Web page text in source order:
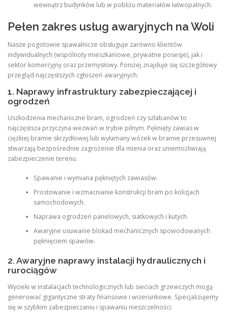
wewnątrz budynków lub w pobliżu materiałów łatwopalnych.
Pełen zakres usług awaryjnych na Woli
Nasze pogotowie spawalnicze obsługuje zarówno klientów
indywidualnych (wspólnoty mieszkaniowe, prywatne posesje), jak i
sektor komercyjny oraz przemysłowy. Poniżej znajduje się szczegółowy
przegląd najczęstszych zgłoszeń awaryjnych.
1. Naprawy infrastruktury zabezpieczającej i
ogrodzeń
Uszkodzenia mechaniczne bram, ogrodzeń czy szlabanów to
najczęstsza przyczyna wezwań w trybie pilnym. Pęknięty zawias w
ciężkiej bramie skrzydłowej lub wyłamany wózek w bramie przesuwnej
stwarzają bezpośrednie zagrożenie dla mienia oraz uniemożliwiają
zabezpieczenie terenu.
Spawanie i wymiana pękniętych zawiasów.
Prostowanie i wzmacnianie konstrukcji bram po kolizjach
samochodowych.
Naprawa ogrodzeń panelowych, siatkowych i kutych.
Awaryjne usuwanie blokad mechanicznych spowodowanych
pęknięciem spawów.
2. Awaryjne naprawy instalacji hydraulicznych i
rurociągów
Wycieki w instalacjach technologicznych lub sieciach grzewczych mogą
generować gigantyczne straty finansowe i wizerunkowe. Specjalizujemy
się w szybkim zabezpieczaniu i spawaniu nieszczelności.